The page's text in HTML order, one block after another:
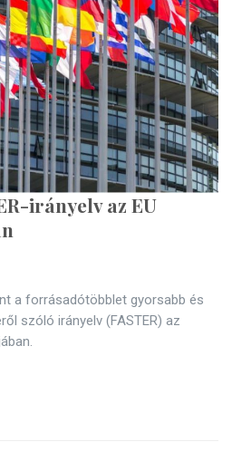
irányelv az EU
a forrásadótöbblet gyorsabb és
szóló irányelv (FASTER) az